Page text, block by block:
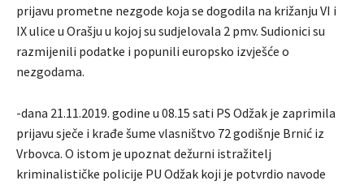
prijavu prometne nezgode koja se dogodila na križanju VI i
IX ulice u Orašju u kojoj su sudjelovala 2 pmv. Sudionici su
razmijenili podatke i popunili europsko izvješće o
nezgodama.
-dana 21.11.2019. godine u 08.15 sati PS Odžak je zaprimila
prijavu sječe i krađe šume vlasništvo 72 godišnje Brnić iz
Vrbovca. O istom je upoznat dežurni istražitelj
kriminalističke policije PU Odžak koji je potvrdio navode